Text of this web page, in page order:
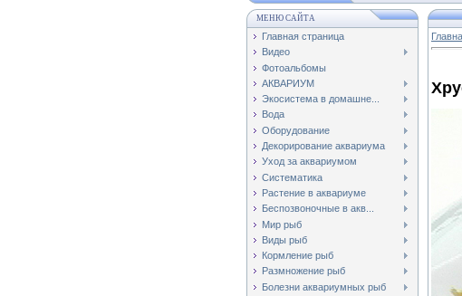
МЕНЮ САЙТА
Главная страница
Видео
Фотоальбомы
АКВАРИУМ
Экосистема в домашне...
Вода
Оборудование
Декорирование аквариума
Уход за аквариумом
Систематика
Растение в аквариуме
Беспозвоночные в акв...
Мир рыб
Виды рыб
Кормление рыб
Размножение рыб
Болезни аквариумных рыб